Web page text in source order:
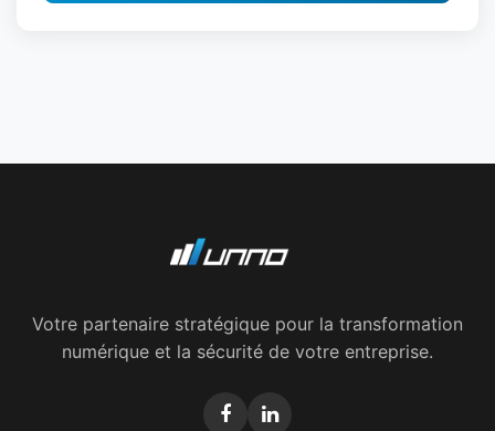
Votre partenaire stratégique pour la transformation
numérique et la sécurité de votre entreprise.